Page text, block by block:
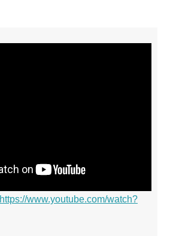
https://www.youtube.com/watch?